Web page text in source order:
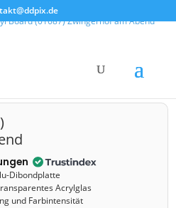
Board (01687) Zwingerhof am Abend
Dibondplatte
Acrylglas
und Farbintensität